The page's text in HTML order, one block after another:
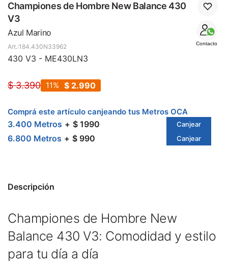
Championes de Hombre New Balance 430
V3
Azul Marino
Contacto
184.430N33962
430 V3 - ME430LN3
$ 3.390 $ 2.990
11
Comprá este artículo canjeando tus Metros OCA
3.400 Metros $ 1990 Canjear
6.800 Metros $ 990 Canjear
Descripción
Championes de Hombre New
Balance 430 V3: Comodidad y estilo
para tu día a día